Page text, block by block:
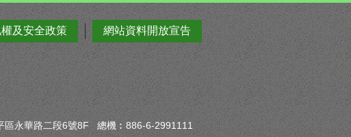
權及安全政策 網站資料開放宣告
區永華路二段6號8F 總機︰886-6-2991111